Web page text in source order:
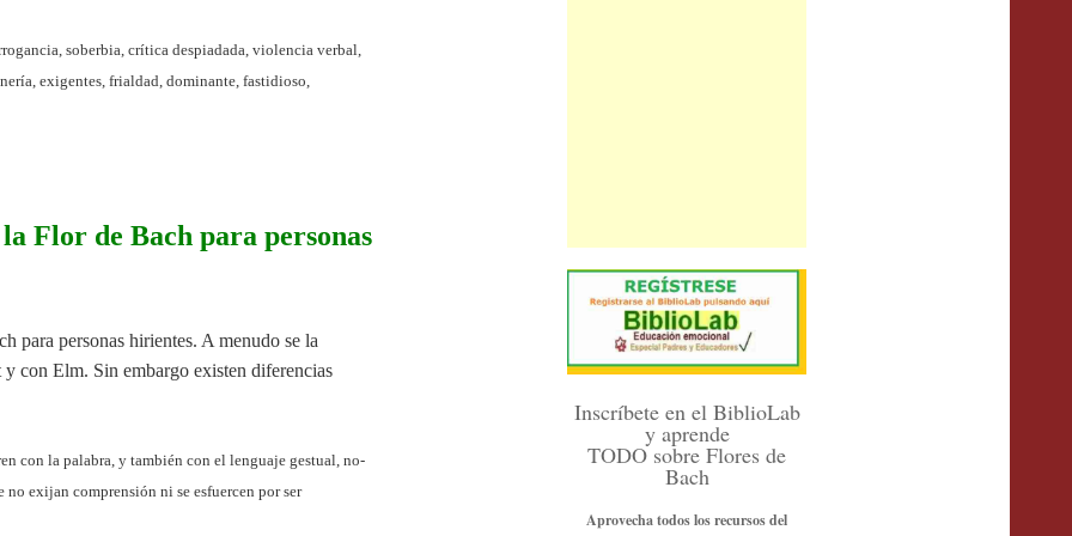
soberbia, crítica despiadada, violencia verbal,
exigentes, frialdad, dominante, fastidioso,
Flor de Bach para personas
para personas hirientes. A menudo se la
con Elm. Sin embargo existen diferencias
con la palabra, y también con el lenguaje gestual, no-
exijan comprensión ni se esfuercen por ser
Inscríbete en el BiblioLab
y aprende
TODO sobre Flores de
Bach
Aprovecha todos los recursos del